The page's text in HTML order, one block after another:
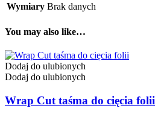
Wymiary Brak danych
You may also like…
Dodaj do ulubionych
Dodaj do ulubionych
Wrap Cut taśma do cięcia folii